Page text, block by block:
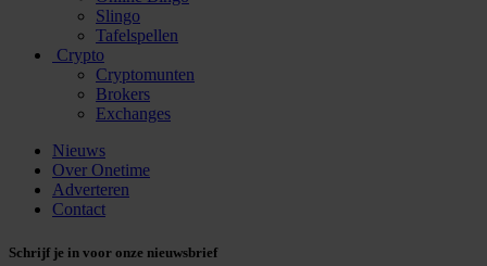
Slingo
Tafelspellen
Crypto
Cryptomunten
Brokers
Exchanges
Nieuws
Over Onetime
Adverteren
Contact
Schrijf je in voor onze nieuwsbrief